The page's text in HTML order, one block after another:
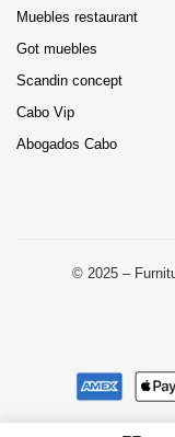
Muebles restaurant
Got muebles
Scandin concept
Cabo Vip
Abogados Cabo
© 2025 –